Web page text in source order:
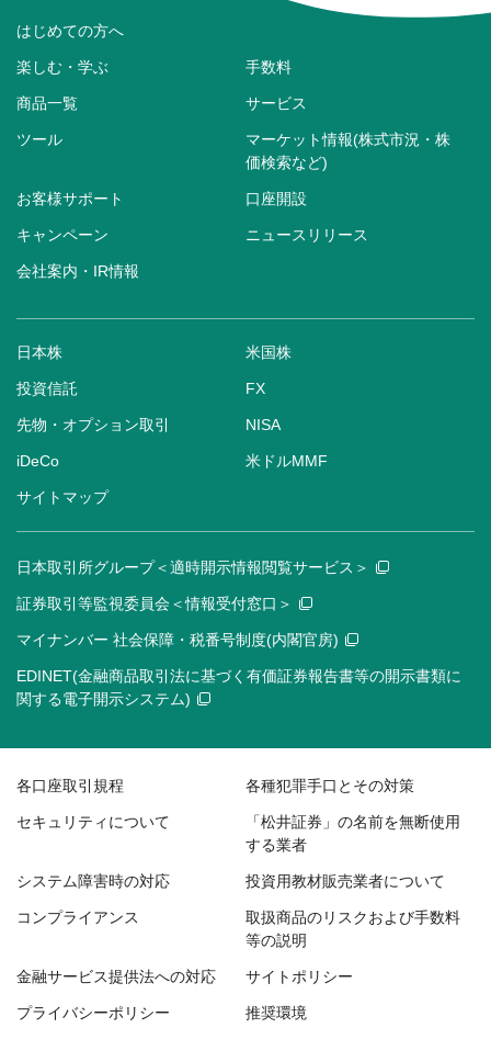
はじめての方へ
楽しむ・学ぶ 手数料
商品一覧 サービス
ツール
マーケット情報(株式市況・株
価検索など)
お客様サポート 口座開設
キャンペーン ニュースリリース
会社案内・IR情報
日本株 米国株
投資信託 FX
先物・オプション取引 NISA
iDeCo 米ドルMMF
サイトマップ
日本取引所グループ＜適時開示情報閲覧サービス＞
証券取引等監視委員会＜情報受付窓口＞
マイナンバー 社会保障・税番号制度(内閣官房)
EDINET(金融商品取引法に基づく有価証券報告書等の開示書類に
関する電子開示システム)
各口座取引規程 各種犯罪手口とその対策
セキュリティについて
「松井証券」の名前を無断使用
する業者
システム障害時の対応 投資用教材販売業者について
コンプライアンス
取扱商品のリスクおよび手数料
等の説明
金融サービス提供法への対応 サイトポリシー
プライバシーポリシー 推奨環境